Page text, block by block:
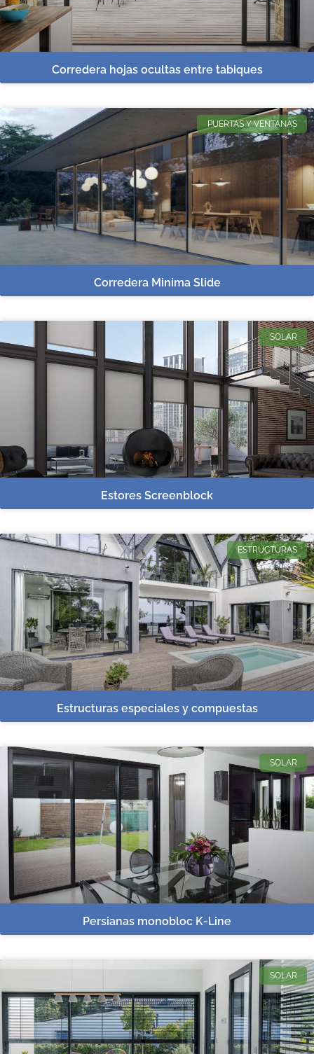
Corredera hojas ocultas entre tabiques
PUERTAS Y VENTANAS
Corredera Minima Slide
SOLAR
Estores Screenblock
ESTRUCTURAS
Estructuras especiales y compuestas
SOLAR
Persianas monobloc K-Line
SOLAR